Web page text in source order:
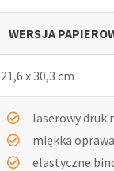
WERSJA
21,6 x 30,3 cm
laserowy druk
miękka oprawa
elastyczne